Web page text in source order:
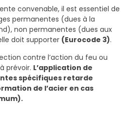
convenable, il est essentiel de
permanentes (dues à la
non permanentes (dues aux
doit supporter (Eurocode 3).
contre l’action du feu ou
prévoir. L’application de
spécifiques retarde
de l’acier en cas
.